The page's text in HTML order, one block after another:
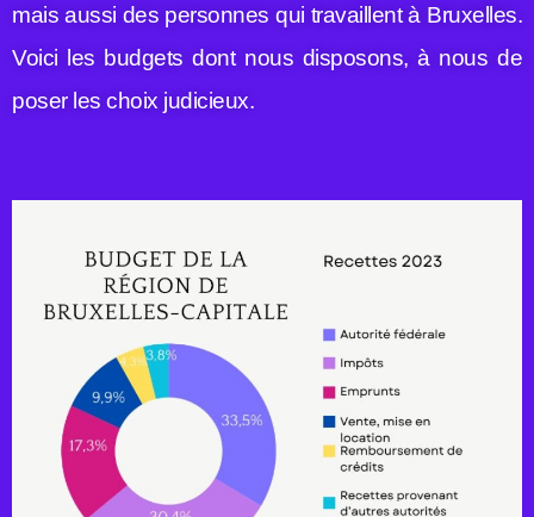
mais aussi des personnes qui travaillent à Bruxelles.
Voici les budgets dont nous disposons, à nous de
poser les choix judicieux.